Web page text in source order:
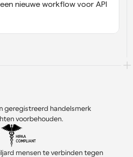
nieuwe workflow voor API
geregistreerd handelsmerk
voorbehouden.
mensen te verbinden tegen